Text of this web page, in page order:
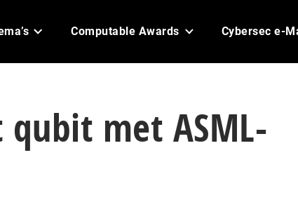
Computable Awards Cybersec e-
met ASML-